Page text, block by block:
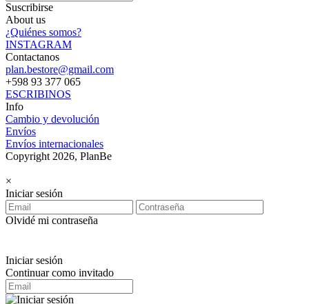
Suscribirse
About us
¿Quiénes somos?
INSTAGRAM
Contactanos
plan.bestore@gmail.com
+598 93 377 065
ESCRIBINOS
Info
Cambio y devolución
Envíos
Envíos internacionales
Copyright 2026, PlanBe
×
Iniciar sesión
Olvidé mi contraseña
Iniciar sesión
Continuar como invitado